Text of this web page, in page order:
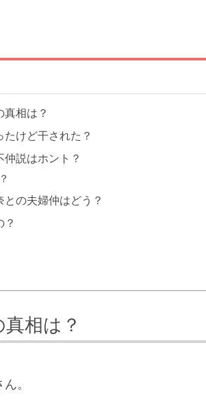
真相は？
けど⼲された？
説はホント？
の夫婦仲はどう？
？
相は？
。